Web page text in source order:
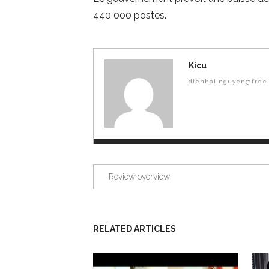
440 000 postes.
Kicu
Review overview
RELATED ARTICLES